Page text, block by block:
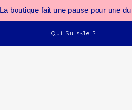
La boutique fait une pause pour une
Qui Suis-Je ?